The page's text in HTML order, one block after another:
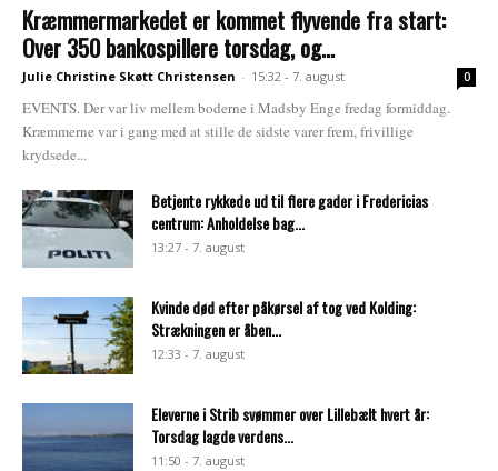
Kræmmermarkedet er kommet flyvende fra start:
Over 350 bankospillere torsdag, og...
Julie Christine Skøtt Christensen - 15:32 - 7. august 0
EVENTS. Der var liv mellem boderne i Madsby Enge fredag formiddag.
Kræmmerne var i gang med at stille de sidste varer frem, frivillige
krydsede...
Betjente rykkede ud til flere gader i Fredericias
centrum: Anholdelse bag...
13:27 - 7. august
Kvinde død efter påkørsel af tog ved Kolding:
Strækningen er åben...
12:33 - 7. august
Eleverne i Strib svømmer over Lillebælt hvert år:
Torsdag lagde verdens...
11:50 - 7. august